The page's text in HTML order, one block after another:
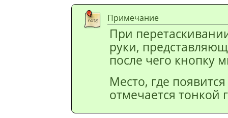
Примечание
При
руки,
после чего кнопку
Место, где
отмечается тонкой